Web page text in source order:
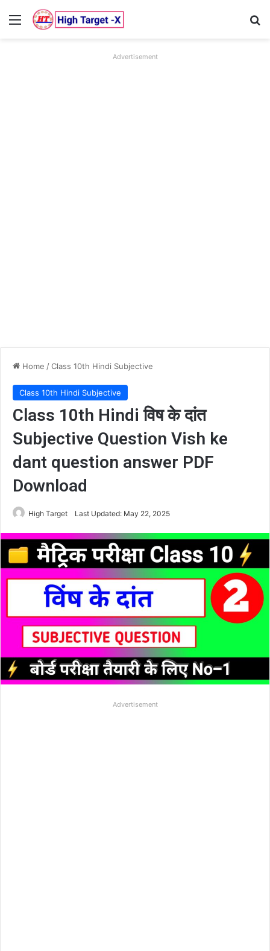
Menu
Advertisement
Home /Class 10th Hindi Subjective
Class 10th Hindi Subjective
Class 10th Hindi विष के दांत
Subjective Question Vish ke
dant question answer PDF
Download
High Target Last Updated: May 22, 2025
Advertisement